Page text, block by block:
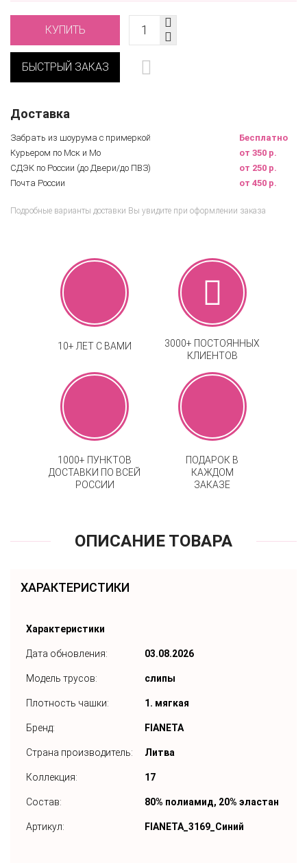
КУПИТЬ
БЫСТРЫЙ ЗАКАЗ
Доставка
Забрать из шоурума с примеркой
Бесплатно
Курьером по Мск и Мо
от 350 р.
СДЭК по России (до Двери/до ПВЗ)
от 250 р.
Почта России
от 450 р.
Подробные варианты доставки Вы увидите при оформлении заказа
10+ ЛЕТ С ВАМИ
3000+ ПОСТОЯННЫХ
КЛИЕНТОВ
1000+ ПУНКТОВ
ДОСТАВКИ ПО ВСЕЙ
РОССИИ
ПОДАРОК В
КАЖДОМ
ЗАКАЗЕ
ОПИСАНИЕ ТОВАРА
ХАРАКТЕРИСТИКИ
Характеристики
Дата обновления: 03.08.2026
Модель трусов: слипы
Плотность чашки: 1. мягкая
Бренд: FIANETA
Страна производитель: Литва
Коллекция: 17
Состав: 80% полиамид, 20% эластан
Артикул: FIANETA_3169_Синий